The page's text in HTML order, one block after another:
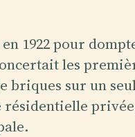
1922 pour
les
briques sur un
résidentielle